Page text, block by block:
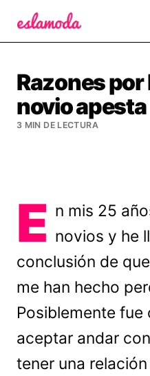
Razones
novio apesta
3 MIN DE LECTURA
E n mis 25
novios y he
conclusión de
me han hecho
Posiblemente fue
aceptar andar
tener una